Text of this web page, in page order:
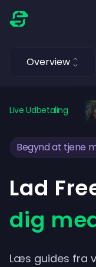
Overview
Live Udbetaling
Begynd at tjene
Lad
dig
Læs guides fra